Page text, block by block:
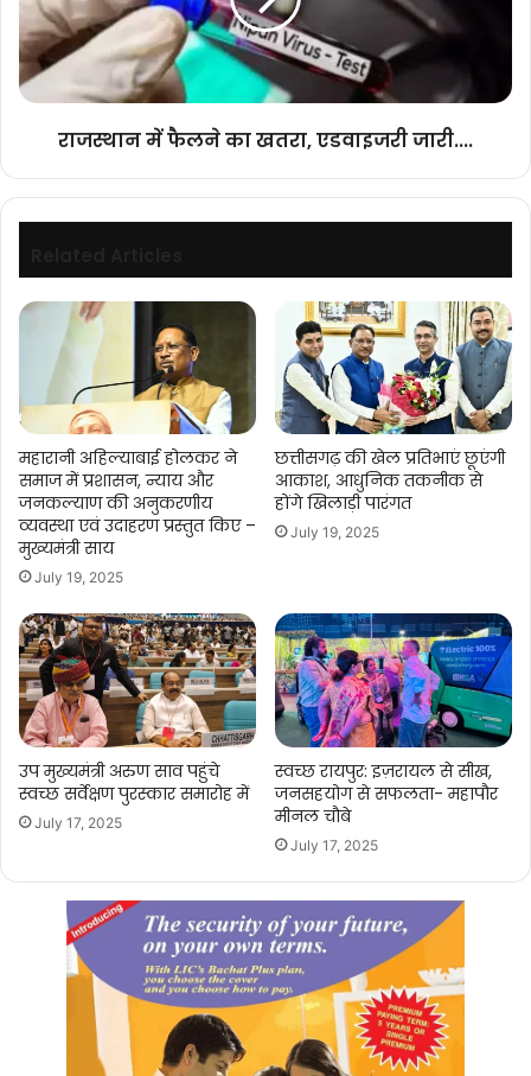
एडवाइजरी
जारी....
राजस्थान में फैलने का खतरा, एडवाइजरी जारी....
महारानी अहिल्याबाई होलकर ने
समाज में प्रशासन, न्याय और
जनकल्याण की अनुकरणीय
व्यवस्था एवं उदाहरण प्रस्तुत किए –
मुख्यमंत्री साय
July 19, 2025
छत्तीसगढ़ की खेल प्रतिभाएं छूएंगी
आकाश, आधुनिक तकनीक से
होंगे खिलाड़ी पारंगत
July 19, 2025
उप मुख्यमंत्री अरुण साव पहुंचे
स्वच्छ सर्वेक्षण पुरस्कार समारोह में
July 17, 2025
स्वच्छ रायपुर: इज़रायल से सीख,
जनसहयोग से सफलता- महापौर
मीनल चौबे
July 17, 2025